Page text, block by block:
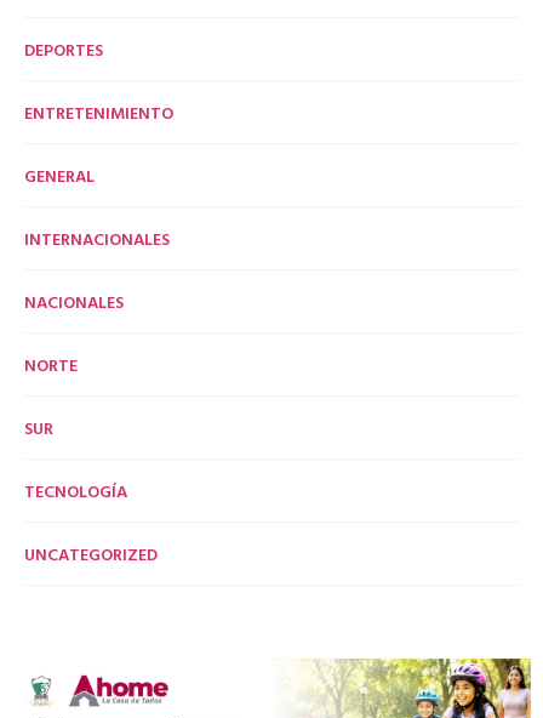
DEPORTES
ENTRETENIMIENTO
GENERAL
INTERNACIONALES
NACIONALES
NORTE
SUR
TECNOLOGÍA
UNCATEGORIZED